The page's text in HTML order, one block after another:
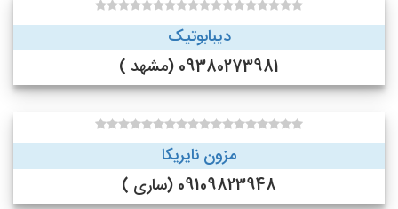
دیبابوتیک
09380273981 (مشهد )
مزون نایریکا
09109823948 (ساری )